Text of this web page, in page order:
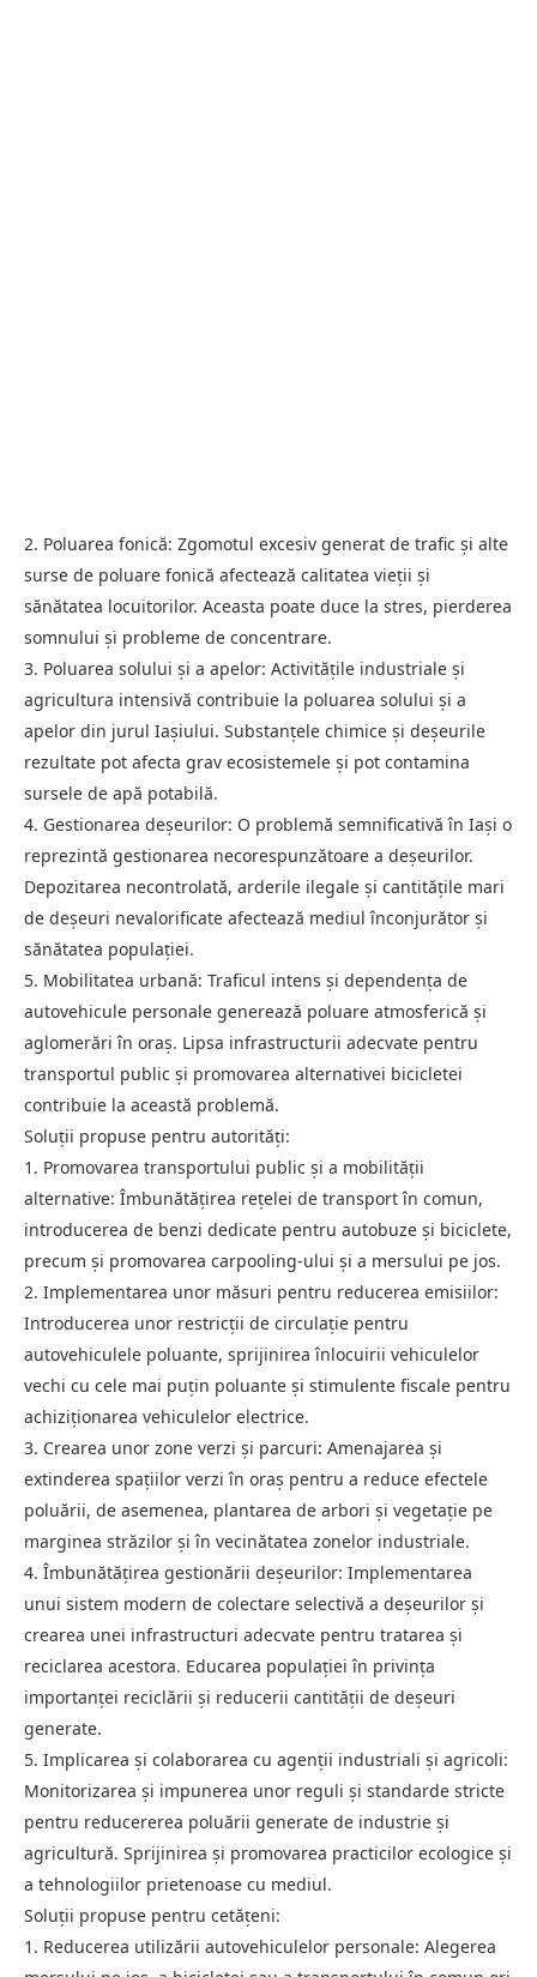
2. Poluarea fonică: Zgomotul excesiv generat de trafic și alte
surse de poluare fonică afectează calitatea vieții și
sănătatea locuitorilor. Aceasta poate duce la stres, pierderea
somnului și probleme de concentrare.
3. Poluarea solului și a apelor: Activitățile industriale și
agricultura intensivă contribuie la poluarea solului și a
apelor din jurul Iașiului. Substanțele chimice și deșeurile
rezultate pot afecta grav ecosistemele și pot contamina
sursele de apă potabilă.
4. Gestionarea deșeurilor: O problemă semnificativă în Iași o
reprezintă gestionarea necorespunzătoare a deșeurilor.
Depozitarea necontrolată, arderile ilegale și cantitățile mari
de deșeuri nevalorificate afectează mediul înconjurător și
sănătatea populației.
5. Mobilitatea urbană: Traficul intens și dependența de
autovehicule personale generează poluare atmosferică și
aglomerări în oraș. Lipsa infrastructurii adecvate pentru
transportul public și promovarea alternativei bicicletei
contribuie la această problemă.
Soluții propuse pentru autorități:
1. Promovarea transportului public și a mobilității
alternative: Îmbunătățirea rețelei de transport în comun,
introducerea de benzi dedicate pentru autobuze și biciclete,
precum și promovarea carpooling-ului și a mersului pe jos.
2. Implementarea unor măsuri pentru reducerea emisiilor:
Introducerea unor restricții de circulație pentru
autovehiculele poluante, sprijinirea înlocuirii vehiculelor
vechi cu cele mai puțin poluante și stimulente fiscale pentru
achiziționarea vehiculelor electrice.
3. Crearea unor zone verzi și parcuri: Amenajarea și
extinderea spațiilor verzi în oraș pentru a reduce efectele
poluării, de asemenea, plantarea de arbori și vegetație pe
marginea străzilor și în vecinătatea zonelor industriale.
4. Îmbunătățirea gestionării deșeurilor: Implementarea
unui sistem modern de colectare selectivă a deșeurilor și
crearea unei infrastructuri adecvate pentru tratarea și
reciclarea acestora. Educarea populației în privința
importanței reciclării și reducerii cantității de deșeuri
generate.
5. Implicarea și colaborarea cu agenții industriali și agricoli:
Monitorizarea și impunerea unor reguli și standarde stricte
pentru reducererea poluării generate de industrie și
agricultură. Sprijinirea și promovarea practicilor ecologice și
a tehnologiilor prietenoase cu mediul.
Soluții propuse pentru cetățeni:
1. Reducerea utilizării autovehiculelor personale: Alegerea